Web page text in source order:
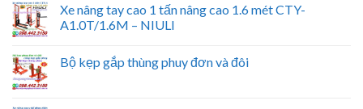
Xe nâng tay cao 1 tấn nâng cao 1.6 mét CTY-
A1.0T/1.6M – NIULI
Bộ kẹp gắp thùng phuy đơn và đôi